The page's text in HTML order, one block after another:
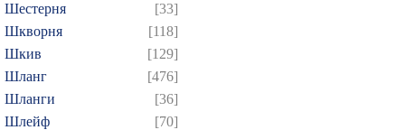
Шестерня
[33]
Шкворня
[118]
Шкив
[129]
Шланг
[476]
Шланги
[36]
Шлейф
[70]